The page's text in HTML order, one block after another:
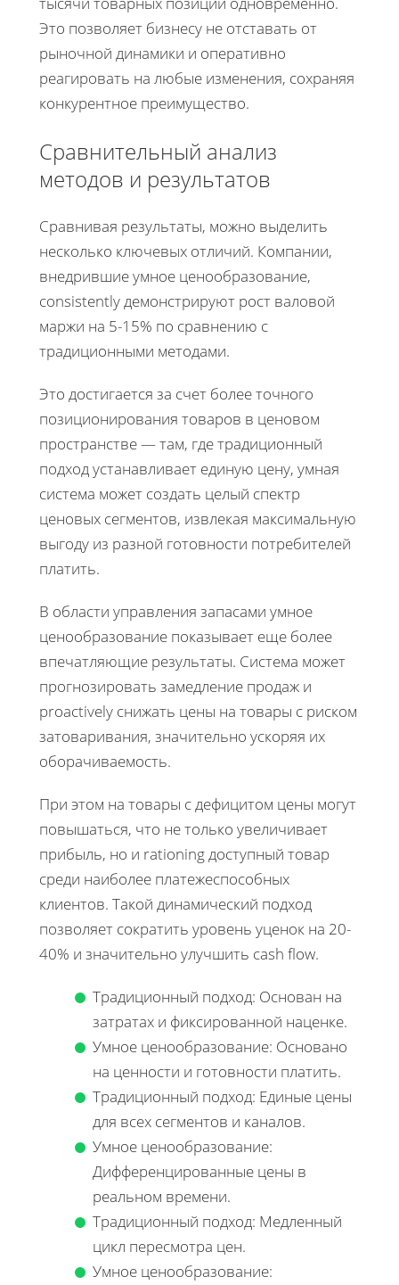
Это позволяет бизнесу не отставать от
рыночной динамики и оперативно
реагировать на любые изменения, сохраняя
конкурентное преимущество.
Сравнительный анализ
методов и результатов
Сравнивая результаты, можно выделить
несколько ключевых отличий. Компании,
внедрившие умное ценообразование,
consistently демонстрируют рост валовой
маржи на 5-15% по сравнению с
традиционными методами.
Это достигается за счет более точного
позиционирования товаров в ценовом
пространстве — там, где традиционный
подход устанавливает единую цену, умная
система может создать целый спектр
ценовых сегментов, извлекая максимальную
выгоду из разной готовности потребителей
платить.
В области управления запасами умное
ценообразование показывает еще более
впечатляющие результаты. Система может
прогнозировать замедление продаж и
proactively снижать цены на товары с риском
затоваривания, значительно ускоряя их
оборачиваемость.
При этом на товары с дефицитом цены могут
повышаться, что не только увеличивает
прибыль, но и rationing доступный товар
среди наиболее платежеспособных
клиентов. Такой динамический подход
позволяет сократить уровень уценок на 20-
40% и значительно улучшить cash flow.
Традиционный подход: Основан на
затратах и фиксированной наценке.
Умное ценообразование: Основано
на ценности и готовности платить.
Традиционный подход: Единые цены
для всех сегментов и каналов.
Умное ценообразование:
Дифференцированные цены в
реальном времени.
Традиционный подход: Медленный
цикл пересмотра цен.
Умное ценообразование: